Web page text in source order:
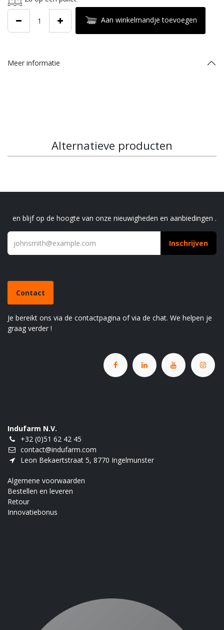
Aan winkelmandje toevoegen
Meer informatie
Alternatieve producten
en blijf op de hoogte van onze nieuwigheden en aanbiedingen .
Inschrijven
Contact
Je bereikt ons via de contactpagina of via de chat. We helpen je
graag verder !
Indufarm N.V.
+32 (0)51 62 42 45
contact@indufarm.com
Leon Bekaertstraat 5, 8770 Ingelmunster
Algemene voorwaarden
Bestellen en leveren
Retour
Innovatiebonus